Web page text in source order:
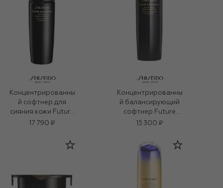
Концентрированны
й софтнер для
сияния кожи Future
Solution LX (170ml)
17 790 ₽
Концентрированны
й балансирующий
софтнер Future
Solution LX (170ml)
15 300 ₽